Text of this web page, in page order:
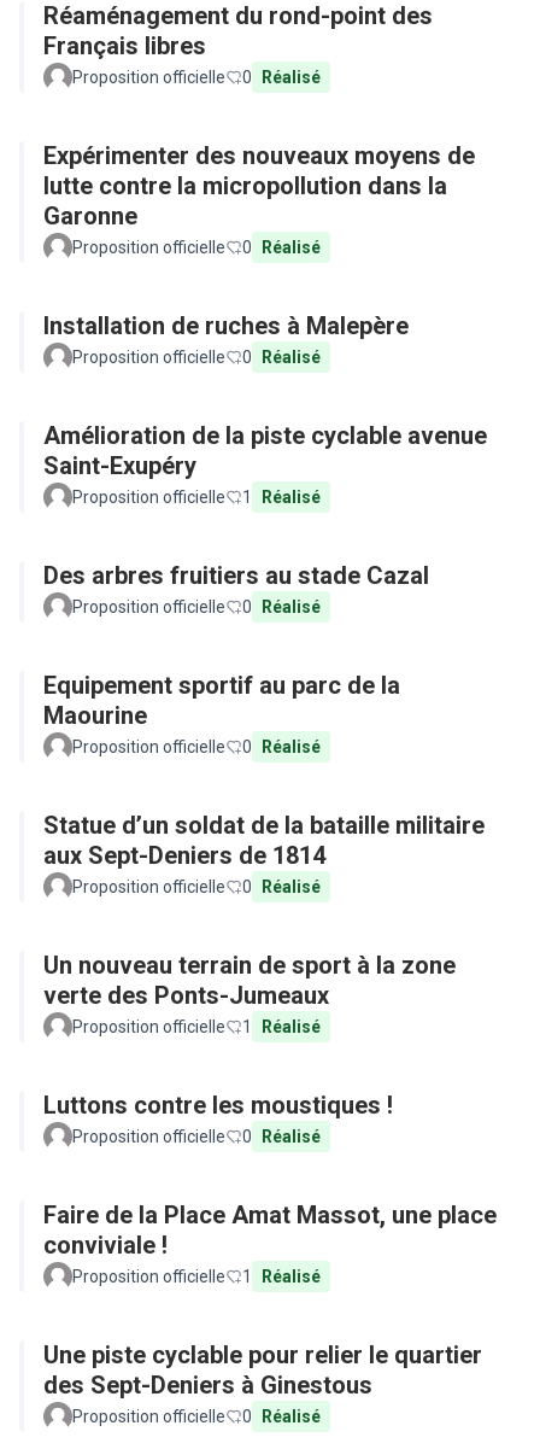
Réaménagement du rond-point des
Français libres
Proposition officielle 0 Réalisé
Expérimenter des nouveaux moyens de
lutte contre la micropollution dans la
Garonne
Proposition officielle 0 Réalisé
Installation de ruches à Malepère
Proposition officielle 0 Réalisé
Amélioration de la piste cyclable avenue
Saint-Exupéry
Proposition officielle 1 Réalisé
Des arbres fruitiers au stade Cazal
Proposition officielle 0 Réalisé
Equipement sportif au parc de la
Maourine
Proposition officielle 0 Réalisé
Statue d’un soldat de la bataille militaire
aux Sept-Deniers de 1814
Proposition officielle 0 Réalisé
Un nouveau terrain de sport à la zone
verte des Ponts-Jumeaux
Proposition officielle 1 Réalisé
Luttons contre les moustiques !
Proposition officielle 0 Réalisé
Faire de la Place Amat Massot, une place
conviviale !
Proposition officielle 1 Réalisé
Une piste cyclable pour relier le quartier
des Sept-Deniers à Ginestous
Proposition officielle 0 Réalisé